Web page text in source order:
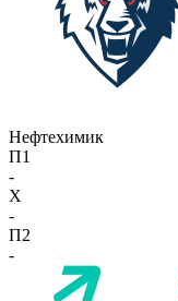
Нефтехимик
П1
-
X
-
П2
-